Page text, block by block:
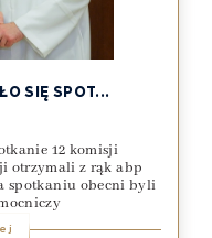
SIĘ SPOT...
12 komisji
otrzymali z rąk abp
spotkaniu obecni byli